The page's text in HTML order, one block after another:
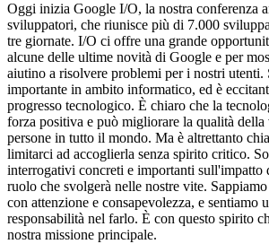
Oggi inizia Google I/O, la nostra conferenza
sviluppatori, che riunisce più di 7.000
tre giornate. I/O ci offre una grande
alcune delle ultime novità di Google e per
aiutino a risolvere problemi per i nostri utenti.
importante in ambito informatico, ed è
progresso tecnologico. È chiaro che la
forza positiva e può migliorare la qualità
persone in tutto il mondo. Ma è altrettanto
limitarci ad accoglierla senza spirito critico.
interrogativi concreti e importanti sull'impatto
ruolo che svolgerà nelle nostre vite.
con attenzione e consapevolezza, e sentiamo
responsabilità nel farlo. È con questo spirito
nostra missione principale.